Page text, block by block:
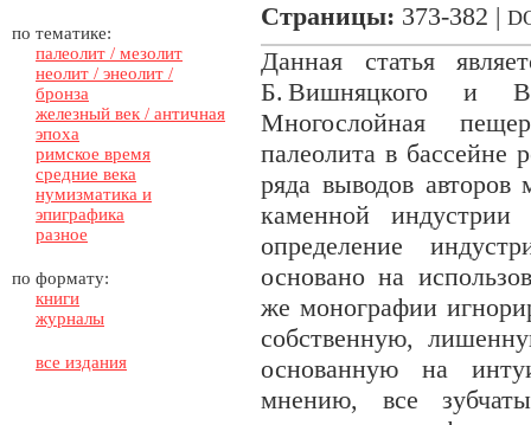
по тематике:
палеолит / мезолит
неолит / энеолит /
бронза
железный век / античная
эпоха
римское время
средние века
нумизматика и
эпиграфика
разное
по формату:
книги
журналы
все издания
Страницы: 373-382 |
Данная статья
Б. Вишняцкого и
Многослойная
палеолита в бассейне
ряда выводов авторов
каменной индустрии
определение
основано на
же монографии
собственную,
основанную на
мнению, все